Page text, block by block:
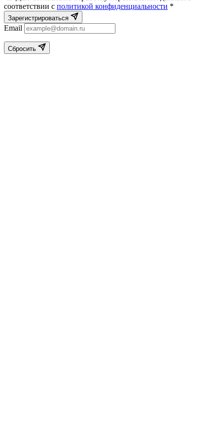
соответствии с политикой конфиденциальности *
Зарегистрироваться
Email
Сбросить